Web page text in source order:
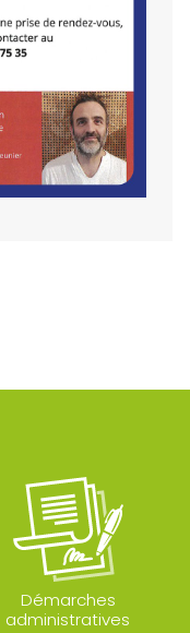
Démarches
administratives